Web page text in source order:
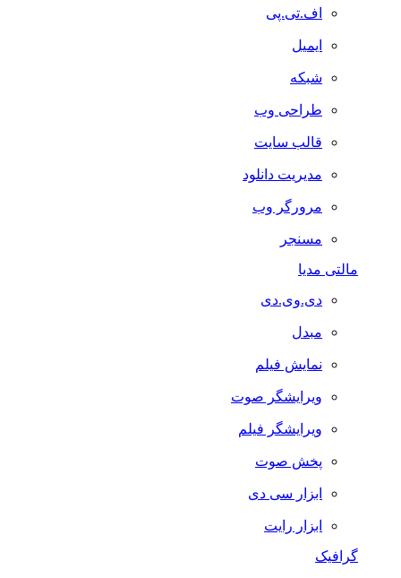
اف.تی.پی
ایمیل
شبکه
طراحی وب
قالب سایت
مدیریت دانلود
مرورگر وب
مسنجر
مالتی مدیا
دی.وی.دی
مبدل
نمایش فیلم
ویرایشگر صوت
ویرایشگر فیلم
پخش صوت
ابزار سی دی
ابزار رایت
گرافیک